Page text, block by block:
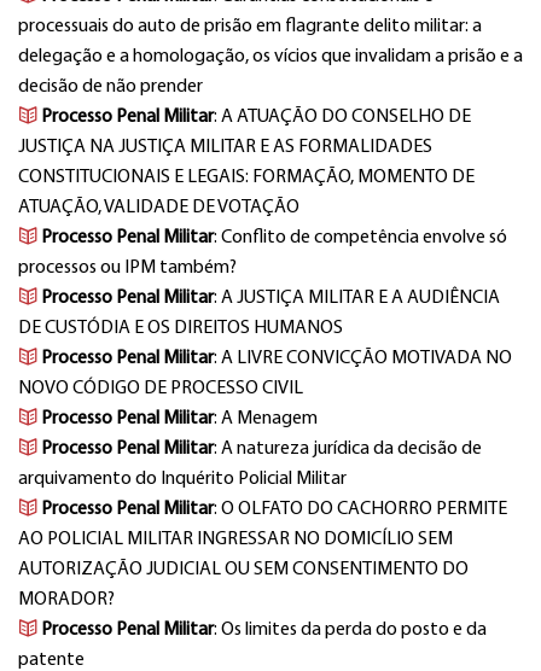
processuais do auto de prisão em flagrante delito militar: a
delegação e a homologação, os vícios que invalidam a prisão e a
decisão de não prender
Processo Penal Militar: A ATUAÇÃO DO CONSELHO DE
JUSTIÇA NA JUSTIÇA MILITAR E AS FORMALIDADES
CONSTITUCIONAIS E LEGAIS: FORMAÇÃO, MOMENTO DE
ATUAÇÃO, VALIDADE DE VOTAÇÃO
Processo Penal Militar: Conflito de competência envolve só
processos ou IPM também?
Processo Penal Militar: A JUSTIÇA MILITAR E A AUDIÊNCIA
DE CUSTÓDIA E OS DIREITOS HUMANOS
Processo Penal Militar: A LIVRE CONVICÇÃO MOTIVADA NO
NOVO CÓDIGO DE PROCESSO CIVIL
Processo Penal Militar: A Menagem
Processo Penal Militar: A natureza jurídica da decisão de
arquivamento do Inquérito Policial Militar
Processo Penal Militar: O OLFATO DO CACHORRO PERMITE
AO POLICIAL MILITAR INGRESSAR NO DOMICÍLIO SEM
AUTORIZAÇÃO JUDICIAL OU SEM CONSENTIMENTO DO
MORADOR?
Processo Penal Militar: Os limites da perda do posto e da
patente